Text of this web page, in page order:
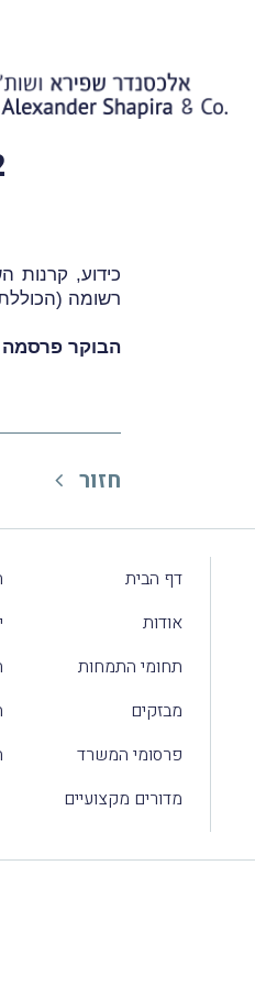
כידוע, קרנות
רשומה
הבוקר פרסמה
חזור
דף הבית
אודות
תחומי התמחות
מבזקים
פרסומי המשרד
מדורים מקצועיים